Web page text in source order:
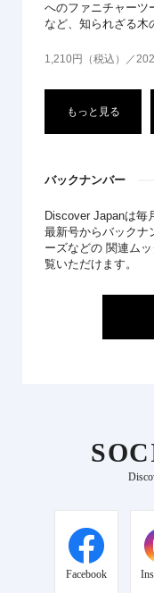
へのファニチャーツ
など、知られざる木
1,210円（税込）／
もっと見る
バックナンバー
Discover Japanは毎
最新号からバックナ
ーズなどの 関連ム
覧いただけます。
Facebook